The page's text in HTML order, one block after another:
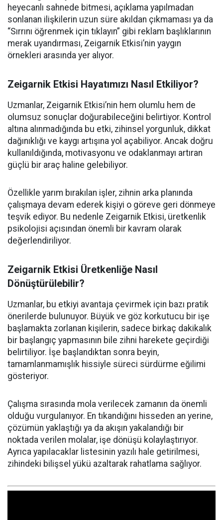
heyecanlı sahnede bitmesi, açıklama yapılmadan
sonlanan ilişkilerin uzun süre akıldan çıkmaması ya da
“Sırrını öğrenmek için tıklayın” gibi reklam başlıklarının
merak uyandırması, Zeigarnik Etkisi’nin yaygın
örnekleri arasında yer alıyor.
Zeigarnik Etkisi Hayatımızı Nasıl Etkiliyor?
Uzmanlar, Zeigarnik Etkisi’nin hem olumlu hem de
olumsuz sonuçlar doğurabileceğini belirtiyor. Kontrol
altına alınmadığında bu etki, zihinsel yorgunluk, dikkat
dağınıklığı ve kaygı artışına yol açabiliyor. Ancak doğru
kullanıldığında, motivasyonu ve odaklanmayı artıran
güçlü bir araç haline gelebiliyor.
Özellikle yarım bırakılan işler, zihnin arka planında
çalışmaya devam ederek kişiyi o göreve geri dönmeye
teşvik ediyor. Bu nedenle Zeigarnik Etkisi, üretkenlik
psikolojisi açısından önemli bir kavram olarak
değerlendiriliyor.
Zeigarnik Etkisi Üretkenliğe Nasıl
Dönüştürülebilir?
Uzmanlar, bu etkiyi avantaja çevirmek için bazı pratik
önerilerde bulunuyor. Büyük ve göz korkutucu bir işe
başlamakta zorlanan kişilerin, sadece birkaç dakikalık
bir başlangıç yapmasının bile zihni harekete geçirdiği
belirtiliyor. İşe başlandıktan sonra beyin,
tamamlanmamışlık hissiyle süreci sürdürme eğilimi
gösteriyor.
Çalışma sırasında mola verilecek zamanın da önemli
olduğu vurgulanıyor. En tıkandığını hisseden an yerine,
çözümün yaklaştığı ya da akışın yakalandığı bir
noktada verilen molalar, işe dönüşü kolaylaştırıyor.
Ayrıca yapılacaklar listesinin yazılı hale getirilmesi,
zihindeki bilişsel yükü azaltarak rahatlama sağlıyor.